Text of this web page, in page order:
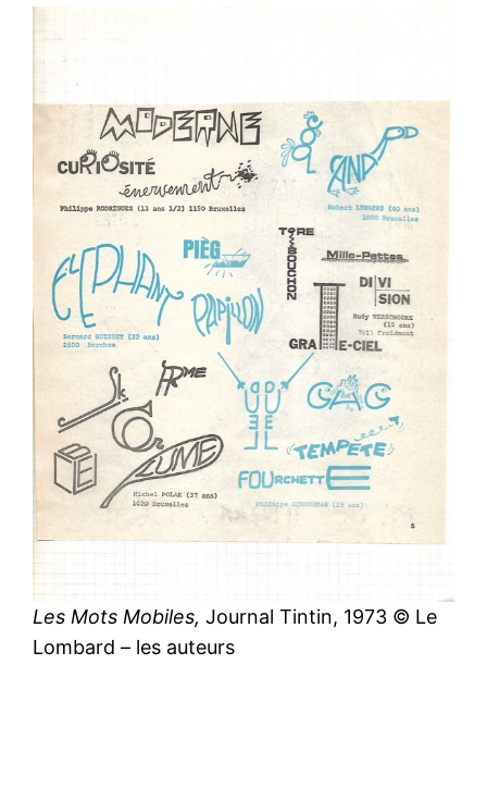
Les Mots Mobiles,Journal Tintin, 1973 © Le
Lombard – les auteurs